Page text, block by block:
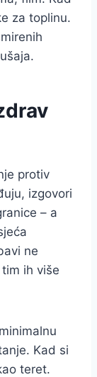
za toplinu.
protiv
izgovori
– a
ne
ih više
Kad si
teret.